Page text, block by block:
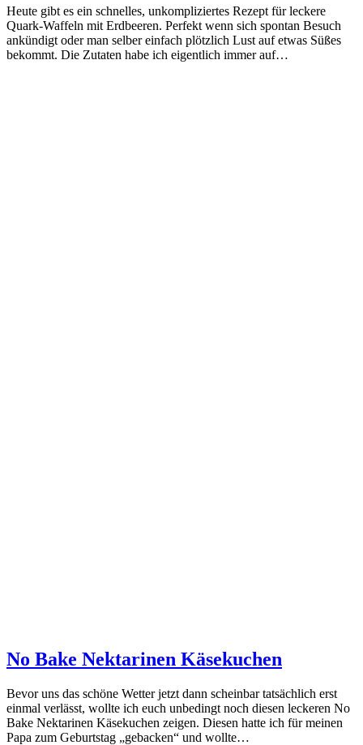
Heute gibt es ein schnelles, unkompliziertes Rezept für leckere
Quark-Waffeln mit Erdbeeren. Perfekt wenn sich spontan Besuch
ankündigt oder man selber einfach plötzlich Lust auf etwas Süßes
bekommt. Die Zutaten habe ich eigentlich immer auf…
No Bake Nektarinen Käsekuchen
Bevor uns das schöne Wetter jetzt dann scheinbar tatsächlich erst
einmal verlässt, wollte ich euch unbedingt noch diesen leckeren No
Bake Nektarinen Käsekuchen zeigen. Diesen hatte ich für meinen
Papa zum Geburtstag „gebacken“ und wollte…